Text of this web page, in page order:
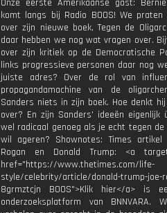
Onze eerste Amerikaanse gast:
komt langs bij Radio BOOS! We
over zijn nieuwe boek, Tegen de
daar hebben we nog wat vragen over.
over zijn kritiek op de Democratische
links progressieve personen daar nog
juiste adres? Over de rol van
propagandamachine van de
Sanders niets in zijn boek. Hoe denkt
over? En zijn Sanders' ideeën eigenlijk
wel radicaal genoeg als je echt tegen de
wil ageren? Shownotes: Times
Rogan en Donald Trump: <a
href="https://www.thetimes.com/life-
style/celebrity/article/donald-trump-joe-
8grmztcjn BOOS">Klik hier</a> is
onderzoeksplatform van BNNVARA.